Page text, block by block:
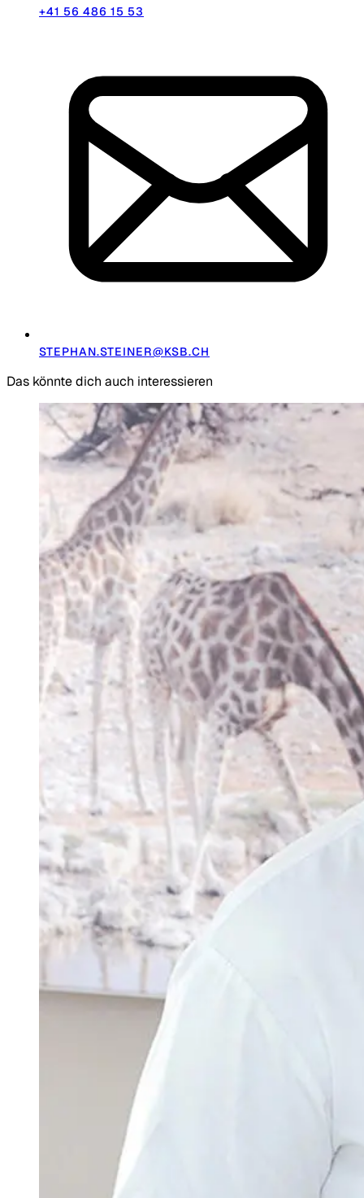
+41 56 486 15 53
STEPHAN.STEINER@KSB.CH
Das könnte dich auch interessieren